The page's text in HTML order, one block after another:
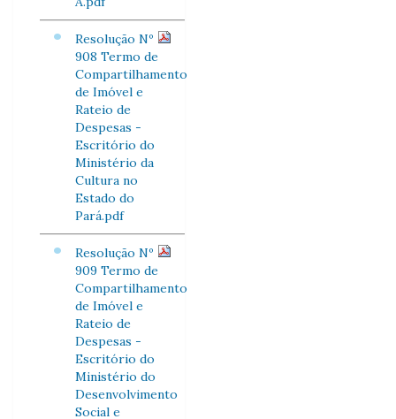
Resolução Nº
908 Termo de
Compartilhamento
de Imóvel e
Rateio de
Despesas -
Escritório do
Ministério da
Cultura no
Estado do
Pará.pdf
Resolução Nº
909 Termo de
Compartilhamento
de Imóvel e
Rateio de
Despesas -
Escritório do
Ministério do
Desenvolvimento
Social e